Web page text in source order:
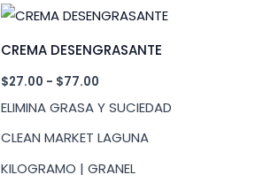
CREMA DESENGRASANTE
$27.00 - $77.00
precios:
$27.00
$77.00
ELIMINA GRASA Y SUCIEDAD
CLEAN MARKET LAGUNA
KILOGRAMO | GRANEL